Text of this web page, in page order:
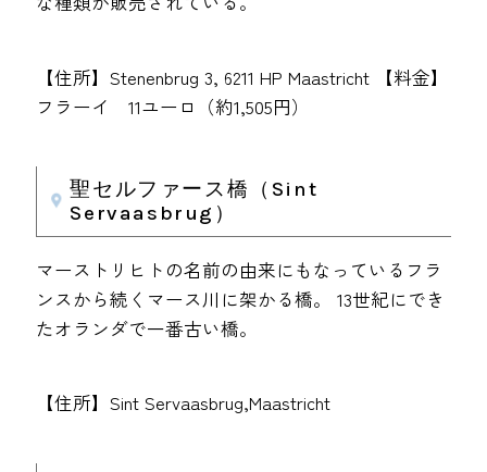
【住所】Stenenbrug 3, 6211 HP Maastricht 【料金】
フラーイ 11ユーロ（約1,505円）
聖セルファース橋（Sint
Servaasbrug）
マーストリヒトの名前の由来にもなっているフラ
ンスから続くマース川に架かる橋。 13世紀にでき
たオランダで一番古い橋。
【住所】Sint Servaasbrug,Maastricht